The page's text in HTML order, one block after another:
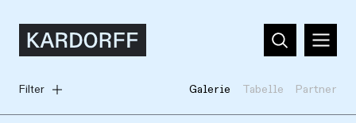
Filter Galerie Tabelle Partner